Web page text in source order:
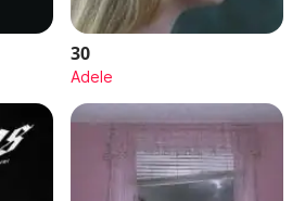
30
Adele